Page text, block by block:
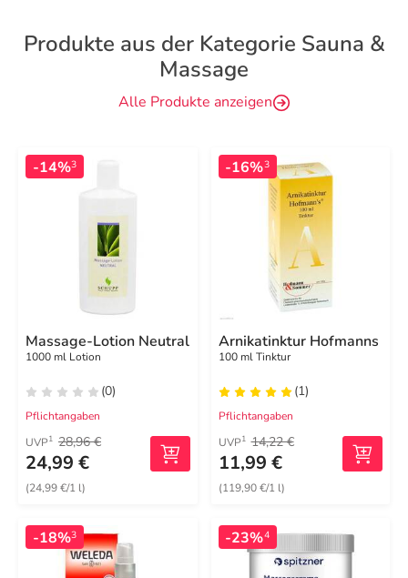
Produkte aus der Kategorie Sauna &
Massage
Alle Produkte anzeigen
-14%3
Massage-Lotion Neutral
1000 ml Lotion
(0)
Pflichtangaben
UVP1 28,96 €
24,99 €
(24,99 €/1 l)
-16%3
Arnikatinktur Hofmanns
100 ml Tinktur
(1)
Pflichtangaben
UVP1 14,22 €
11,99 €
(119,90 €/1 l)
-18%3 -23%4